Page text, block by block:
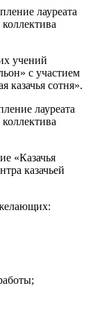
лауреата
учений
с участием
казачья сотня».
лауреата
«Казачья
казачьей